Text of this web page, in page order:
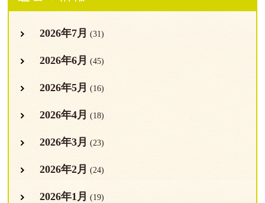
2026年7月 (31)
2026年6月 (45)
2026年5月 (16)
2026年4月 (18)
2026年3月 (23)
2026年2月 (24)
2026年1月 (19)